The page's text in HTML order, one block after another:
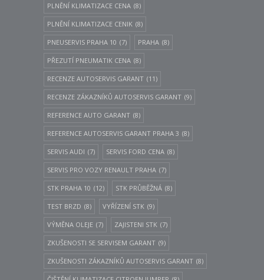
PLNĚNÍ KLIMATIZACE CENA (8)
PLNĚNÍ KLIMATIZACE CENIK (8)
PNEUSERVIS PRAHA 10 (7) PRAHA (8)
PŘEZUTÍ PNEUMATIK CENA (8)
RECENZE AUTOSERVIS GARANT (11)
RECENZE ZÁKAZNÍKŮ AUTOSERVIS GARANT (9)
REFERENCE AUTO GARANT (8)
REFERENCE AUTOSERVIS GARANT PRAHA 3 (8)
SERVIS AUDI (7) SERVIS FORD CENA (8)
SERVIS PRO VOZY RENAULT PRAHA (7)
STK PRAHA 10 (12) STK PRŮBĚŽNÁ (8)
TEST BRZD (8) VYŘÍZENÍ STK (9)
VÝMĚNA OLEJE (7) ZAJISTENI STK (7)
ZKUŠENOSTI SE SERVISEM GARANT (9)
ZKUŠENOSTI ZÁKAZNÍKŮ AUTOSERVIS GARANT (8)